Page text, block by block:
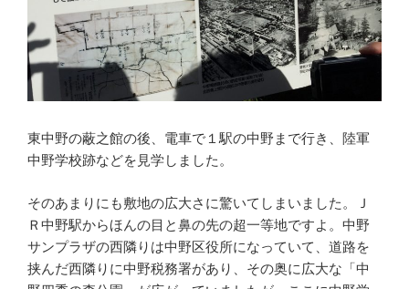
東中野の蔽之館の後、電車で１駅の中野まで行き、陸軍
中野学校跡などを見学しました。
そのあまりにも敷地の広大さに驚いてしまいました。Ｊ
Ｒ中野駅からほんの目と鼻の先の超一等地ですよ。中野
サンプラザの西隣りは中野区役所になっていて、道路を
挟んだ西隣りに中野税務署があり、その奥に広大な「中